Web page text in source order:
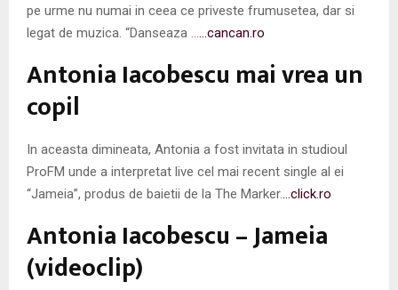
pe urme nu numai in ceea ce priveste frumusetea, dar si
legat de muzica. “Danseaza …
…cancan.ro
Antonia Iacobescu mai vrea un
copil
In aceasta dimineata, Antonia a fost invitata in studioul
ProFM unde a interpretat live cel mai recent single al ei
“Jameia”, produs de baietii de la The Marker.
…click.ro
Antonia Iacobescu – Jameia
(videoclip)